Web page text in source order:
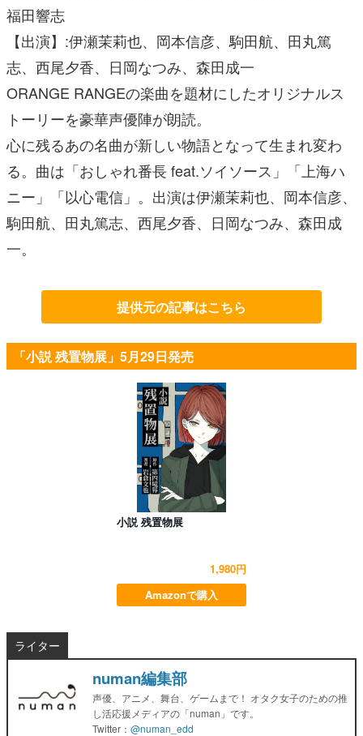
福田響志
【出演】:伊瀬茉莉也、岡本信彦、駒田航、田丸篤
志、西尾夕香、日岡なつみ、森田成一
ORANGE RANGEの楽曲を題材にしたオリジナルス
トーリーを豪華声優陣が朗読。
心に残るあの名曲が新しい物語となって生まれ変わ
る。曲は「おしゃれ番長 feat.ソイソース」「上海ハ
ニー」「以心電信」。出演は伊瀬茉莉也、岡本信彦、
駒田航、田丸篤志、西尾夕香、日岡なつみ、森田成
一。
提供元の記事はこちら
「小説 残置物展」5月29日発売
小説 残置物展
1,980円
Amazonで購入
ライター
numan編集部
声優、アニメ、舞台、ゲームまで！ オタク女子のための推
し活応援メディアの「numan」です。
Twitter： @numan_edd